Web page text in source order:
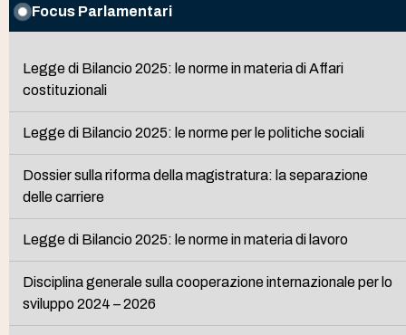
Focus Parlamentari
Legge di Bilancio 2025: le norme in materia di Affari
costituzionali
Legge di Bilancio 2025: le norme per le politiche sociali
Dossier sulla riforma della magistratura: la separazione
delle carriere
Legge di Bilancio 2025: le norme in materia di lavoro
Disciplina generale sulla cooperazione internazionale per lo
sviluppo 2024 – 2026